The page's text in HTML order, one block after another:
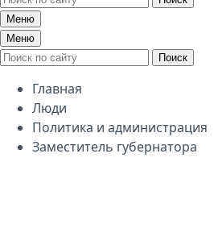
Меню
Меню
Поиск
Главная
Люди
Политика и администрация
Заместитель губернатора